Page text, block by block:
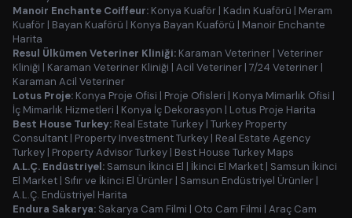
Manoir Enchante Coiffeur: Konya Kuaför | Kadın Kuaförü | Meram
Kuaför | Bayan Kuaförü | Konya Bayan Kuaförü | Manoir Enchante
Harita
Resul Ülkümen Veteriner Kliniği: Karaman Veteriner | Veteriner
Kliniği | Karaman Veteriner Kliniği | Acil Veteriner | 7/24 Veteriner |
Karaman Acil Veteriner
Lotus Proje: Konya Proje Ofisi | Proje Ofisleri | Konya Mimarlık Ofisi |
İç Mimarlık Hizmetleri | Konya İç Dekorasyon | Lotus Proje Harita
Best House Turkey: Real Estate Turkey | Turkey Property
Consultant | Property Investment Turkey | Real Estate Agency
Turkey | Property Advisor Turkey | Best House Turkey Maps
A.L.Ç. Endüstriyel: Samsun İkinci El | İkinci El Market | Samsun İkinci
El Market | Sıfır ve İkinci El Ürünler | Samsun Endüstriyel Ürünler |
A.L.Ç. Endüstriyel Harita
Endura Sakarya: Sakarya Cam Filmi | Oto Cam Filmi | Araç Cam